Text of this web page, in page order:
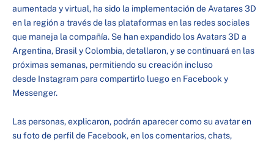
aumentada y virtual, ha sido la implementación de Avatares 3D
en la región a través de las plataformas en las redes sociales
que maneja la compañía. Se han expandido los Avatars 3D a
Argentina, Brasil y Colombia, detallaron, y se continuará en las
próximas semanas, permitiendo su creación incluso
desde Instagram para compartirlo luego en Facebook y
Messenger.
Las personas, explicaron, podrán aparecer como su avatar en
su foto de perfil de Facebook, en los comentarios, chats,